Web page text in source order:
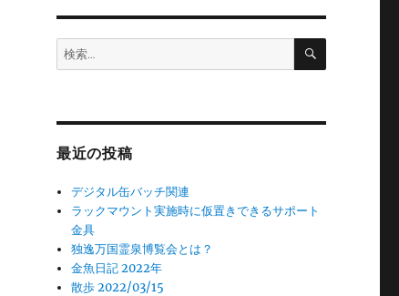
検
索:
検
最近の投稿
デジタル缶バッチ関連
ラックマウント実施時に仮置きできるサポート
金具
独逸万国霊泉博覧会とは？
金魚日記 2022年
散歩 2022/03/15